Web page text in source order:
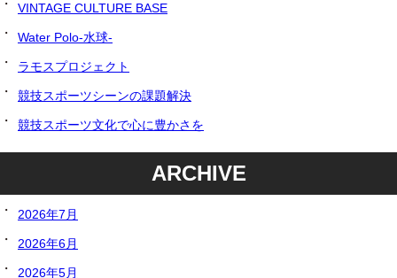
VINTAGE CULTURE BASE
Water Polo-水球-
ラモスプロジェクト
競技スポーツシーンの課題解決
競技スポーツ文化で心に豊かさを
ARCHIVE
2026年7月
2026年6月
2026年5月